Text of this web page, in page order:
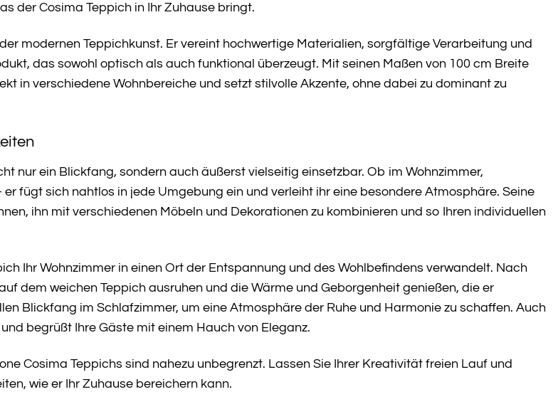
der Cosima Teppich in Ihr Zuhause bringt.
modernen Teppichkunst. Er vereint hochwertige Materialien, sorgfältige Verarbeitung und
das sowohl optisch als auch funktional überzeugt. Mit seinen Maßen von 100 cm Breite
in verschiedene Wohnbereiche und setzt stilvolle Akzente, ohne dabei zu dominant zu
nur ein Blickfang, sondern auch äußerst vielseitig einsetzbar. Ob im Wohnzimmer,
fügt sich nahtlos in jede Umgebung ein und verleiht ihr eine besondere Atmosphäre. Seine
ihn mit verschiedenen Möbeln und Dekorationen zu kombinieren und so Ihren individuellen
Ihr Wohnzimmer in einen Ort der Entspannung und des Wohlbefindens verwandelt. Nach
dem weichen Teppich ausruhen und die Wärme und Geborgenheit genießen, die er
Blickfang im Schlafzimmer, um eine Atmosphäre der Ruhe und Harmonie zu schaffen. Auch
begrüßt Ihre Gäste mit einem Hauch von Eleganz.
Cosima Teppichs sind nahezu unbegrenzt. Lassen Sie Ihrer Kreativität freien Lauf und
wie er Ihr Zuhause bereichern kann.